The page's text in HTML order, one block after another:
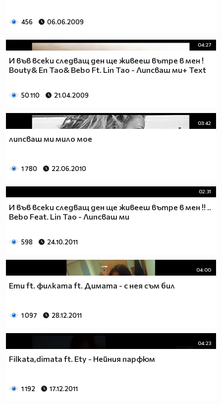
456 06.06.2009
04:27
И във всеки следващ ден ще живееш вътре в мен !
Bouty& En Tao& Bebo Ft. Lin Tao - Липсваш ми+ Text
50 110 21.04.2009
03:42
липсваш ми мило мое
1 780 22.06.2010
02:31
И във всеки следващ ден ще живееш вътре в мен !! ..
Bebo Feat. Lin Tao - Липсваш ми
598 24.10.2011
04:00
Ети ft. филката ft. Димата - с нея съм бил
1 097 28.12.2011
04:23
Filkata,dimata ft. Ety - Нейния парфюм
1 192 17.12.2011